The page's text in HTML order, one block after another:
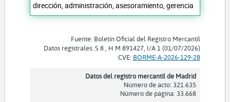
dirección, administración, asesoramiento, gerencia
Fuente: Boletín Oficial del Registro Mercantil
Datos registrales: S 8 , H M 891427, I/A 1 (01/07/2026)
CVE: BORME-A-2026-129-28
Datos del registro mercantil de Madrid
Número de acto: 321.635
Número de página: 33.668